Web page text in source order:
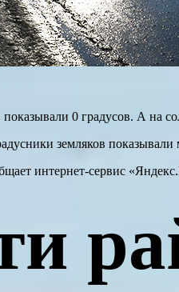
0 градусов. А на
земляков показывали
интернет-сервис